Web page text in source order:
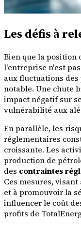
Les défis à
Bien que la position
l'entreprise n'est
aux fluctuations
notable. Une chute
impact négatif sur
vulnérabilité aux
En parallèle, les
réglementaires
croissante. Les
production de
des contraintes
Ces mesures,
et à promouvoir la
influencer le coût
profits de